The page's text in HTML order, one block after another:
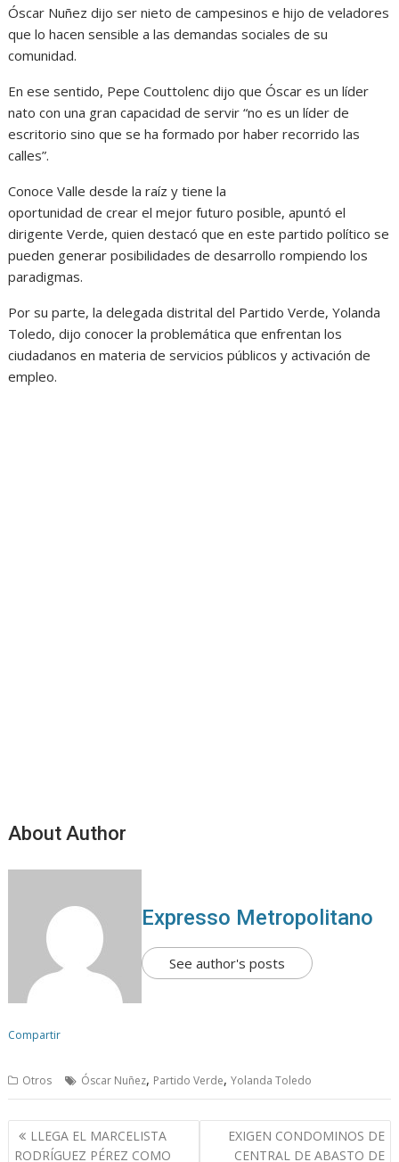
Óscar Nuñez dijo ser nieto de campesinos e hijo de veladores
que lo hacen sensible a las demandas sociales de su
comunidad.
En ese sentido, Pepe Couttolenc dijo que Óscar es un líder
nato con una gran capacidad de servir “no es un líder de
escritorio sino que se ha formado por haber recorrido las
calles”.
Conoce Valle desde la raíz y tiene la
oportunidad de crear el mejor futuro posible, apuntó el
dirigente Verde, quien destacó que en este partido político se
pueden generar posibilidades de desarrollo rompiendo los
paradigmas.
Por su parte, la delegada distrital del Partido Verde, Yolanda
Toledo, dijo conocer la problemática que enfrentan los
ciudadanos en materia de servicios públicos y activación de
empleo.
About Author
Expresso Metropolitano
See author's posts
Compartir
Otros Óscar Nuñez, Partido Verde,Yolanda Toledo
N
a
LLEGA EL MARCELISTA
RODRÍGUEZ PÉREZ COMO
EXIGEN CONDOMINOS DE
CENTRAL DE ABASTO DE